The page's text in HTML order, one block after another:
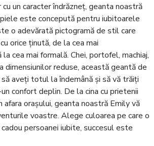
cu un caracter îndrăzneț, geanta noastră
este concepută pentru iubitoarele
o adevărată pictogramă de stil care
orice ținută, de la cea mai
cea mai formală. Chei, portofel, machiaj,
dimensiunilor reduse, această geantă de
aveți totul la îndemână și să vă trăiți
confort deplin. De la cina cu prietenii
afara orașului, geanta noastră Emily vă
voastre. Alege culoarea pe care o
persoanei iubite, succesul este